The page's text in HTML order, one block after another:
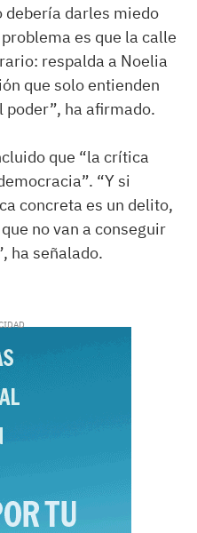
debería darles miedo
es que la calle
respalda a Noelia
que solo entienden
ha afirmado.
que “la crítica
“Y si
concreta es un delito,
no van a conseguir
ha señalado.